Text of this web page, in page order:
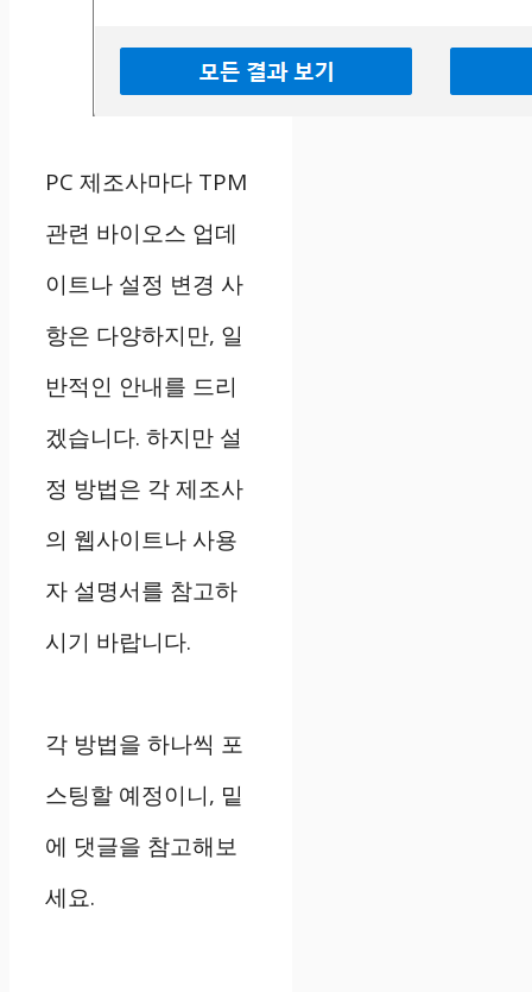
PC 제조사마다 TPM
관련 바이오스 업데
이트나 설정 변경 사
항은 다양하지만, 일
반적인 안내를 드리
겠습니다. 하지만 설
정 방법은 각 제조사
의 웹사이트나 사용
자 설명서를 참고하
시기 바랍니다.
각 방법을 하나씩 포
스팅할 예정이니, 밑
에 댓글을 참고해보
세요.